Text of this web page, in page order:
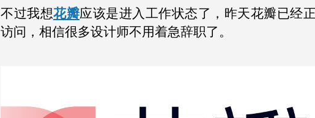
不过我想花瓣应该是进入工作状态了，昨天花瓣已经
访问，相信很多设计师不用着急辞职了。